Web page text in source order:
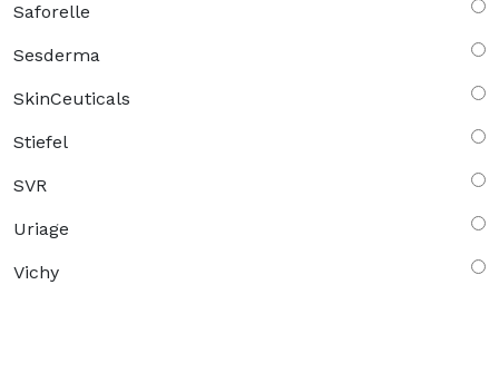
Saforelle
Sesderma
SkinCeuticals
Stiefel
SVR
Uriage
Vichy